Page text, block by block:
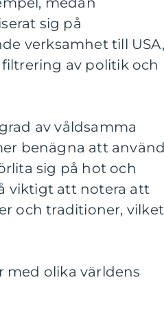
sig på
verksamhet till USA,
av politik och
av våldsamma
benägna att
sig på hot och
viktigt att notera att
och traditioner, vilket
med olika världens